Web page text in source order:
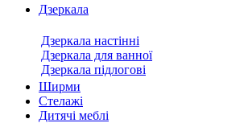
Дзеркала
Дзеркала настінні
Дзеркала для ванної
Дзеркала підлогові
Ширми
Стелажі
Дитячі меблі